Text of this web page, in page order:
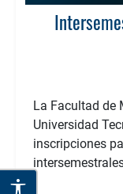
La Facultad de
Universidad
inscripciones